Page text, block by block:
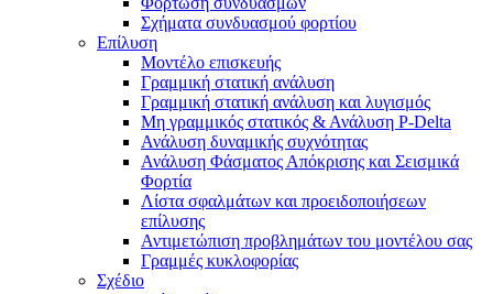
Σχήματα συνδυασμού φορτίου
Επίλυση
Μοντέλο επισκευής
Γραμμική στατική ανάλυση
Γραμμική στατική ανάλυση και λυγισμός
Μη γραμμικός στατικός & Ανάλυση P-Delta
Ανάλυση δυναμικής συχνότητας
Ανάλυση Φάσματος Απόκρισης και Σεισμικά
Φορτία
Λίστα σφαλμάτων και προειδοποιήσεων
επίλυσης
Αντιμετώπιση προβλημάτων του μοντέλου σας
Γραμμές κυκλοφορίας
Σχέδιο